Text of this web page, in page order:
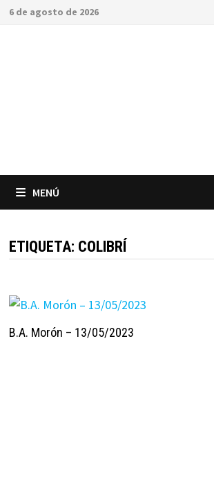
Saltar
6 de agosto de 2026
MENÚ
ETIQUETA: COLIBRÍ
B.A. Morón – 13/05/2023